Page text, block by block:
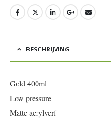
BESCHRIJVING
Gold 400ml
Low pressure
Matte acrylverf